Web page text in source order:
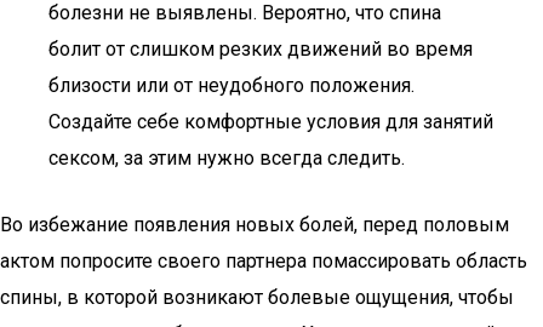
болезни не выявлены. Вероятно, что спина
болит от слишком резких движений во время
близости или от неудобного положения.
Создайте себе комфортные условия для занятий
сексом, за этим нужно всегда следить.
Во избежание появления новых болей, перед половым
актом попросите своего партнера помассировать область
спины, в которой возникают болевые ощущения, чтобы